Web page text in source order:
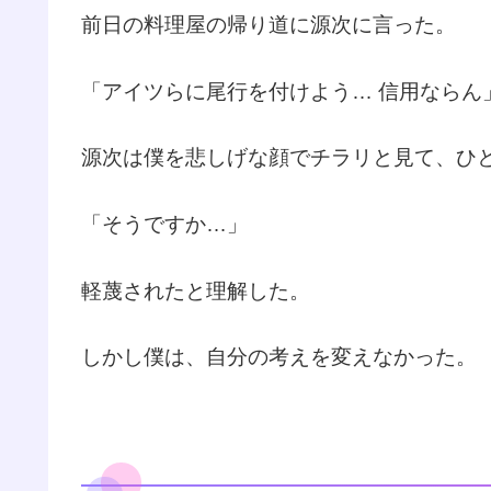
前日の料理屋の帰り道に源次に言った。
「アイツらに尾行を付けよう… 信用ならん」
源次は僕を悲しげな顔でチラリと見て、ひ
「そうですか…」
軽蔑されたと理解した。
しかし僕は、自分の考えを変えなかった。